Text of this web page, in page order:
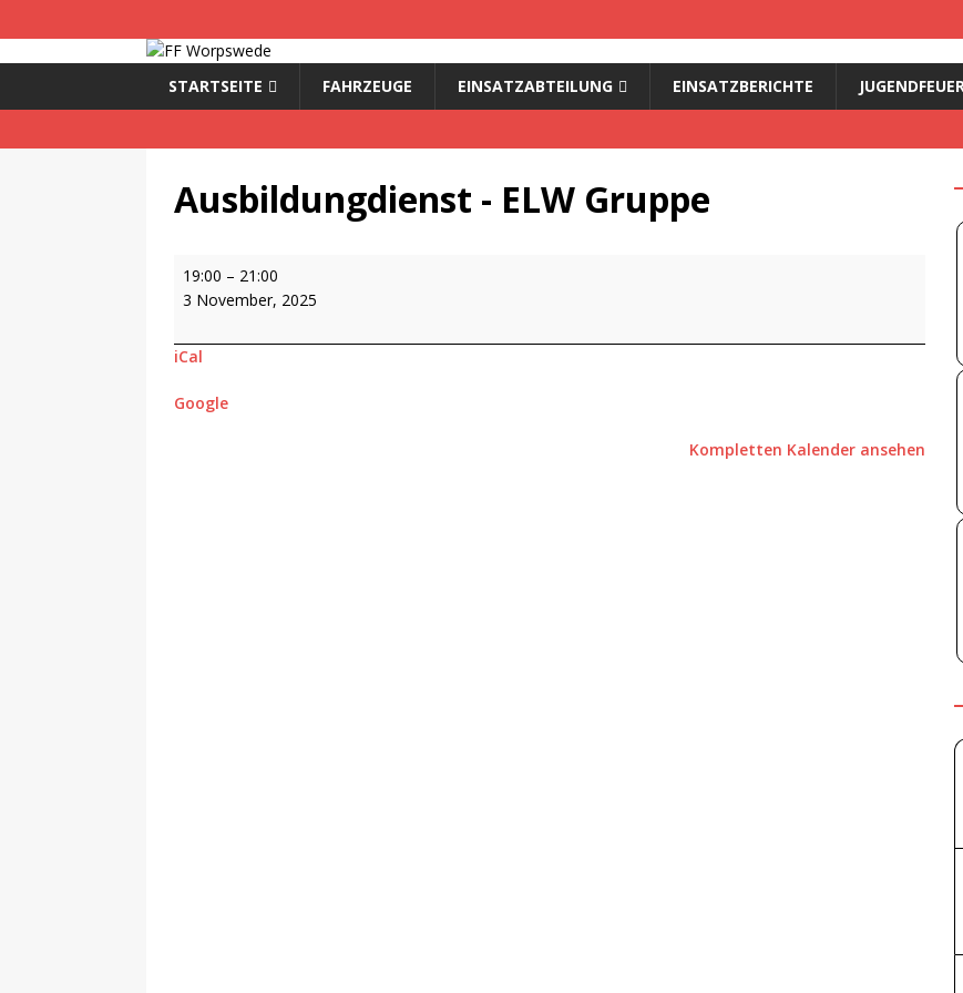
STARTSEITE FAHRZEUGE EINSATZABTEILUNG EINSATZBERICHTE
Ausbildungdienst - ELW Gruppe
19:00 – 21:00
3 November, 2025
iCal
Google
Kompletten Kalender ansehen